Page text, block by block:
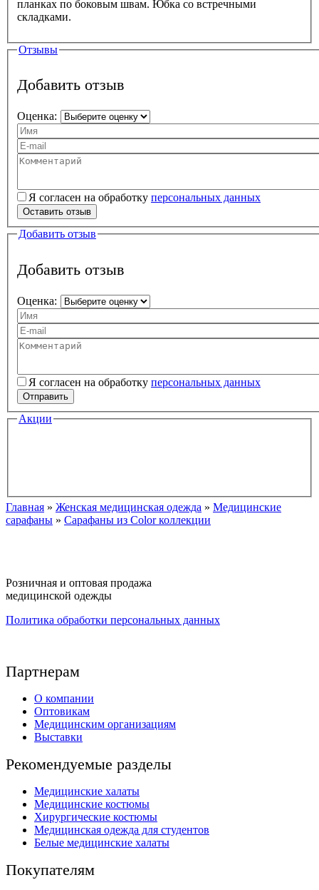
планках по боковым швам. Юбка со встречными
складками.
Отзывы
Добавить отзыв
Оценка:
Ваше имя
Ваш e-mail
Текст вашего отзыва
Я согласен на обработку персональных данных
Персональные данные
Оставить отзыв
Добавить отзыв
Добавить отзыв
Оценка:
Ваше имя
Ваш e-mail
Комментарий
Я согласен на обработку персональных данных
Персональные данные
Отправить
Акции
Вы здесь
Главная » Женская медицинская одежда » Медицинские
сарафаны » Сарафаны из Color коллекции
Розничная и оптовая продажа
медицинской одежды
Политика обработки персональных данных
Партнерам
О компании
Оптовикам
Медицинским организациям
Выставки
Рекомендуемые разделы
Медицинские халаты
Медицинские костюмы
Хирургические костюмы
Медицинская одежда для студентов
Белые медицинские халаты
Покупателям